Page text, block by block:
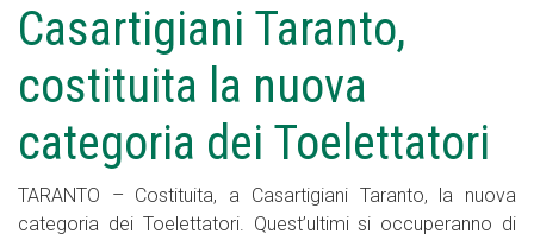
Casartigiani Taranto,
costituita la nuova
categoria dei Toelettatori
TARANTO – Costituita, a Casartigiani Taranto, la nuova
categoria dei Toelettatori. Quest’ultimi si occuperanno di